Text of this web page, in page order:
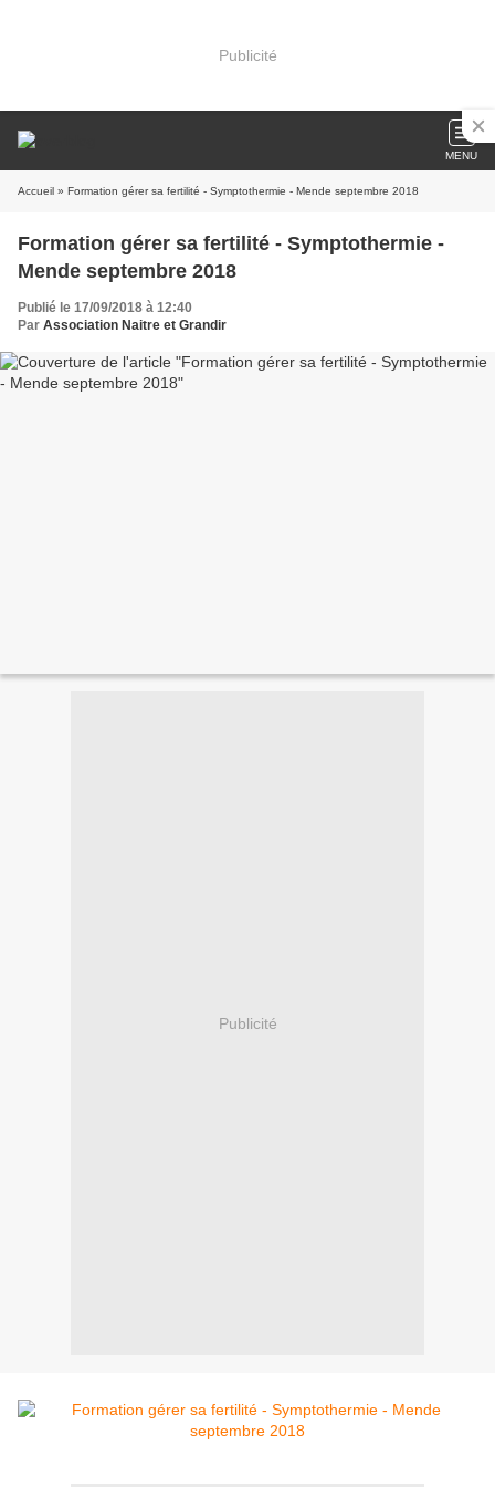
Publicité
MENU
Accueil » Formation gérer sa fertilité - Symptothermie - Mende septembre 2018
Formation gérer sa fertilité - Symptothermie -
Mende septembre 2018
Publié le 17/09/2018 à 12:40
Par Association Naitre et Grandir
Publicité